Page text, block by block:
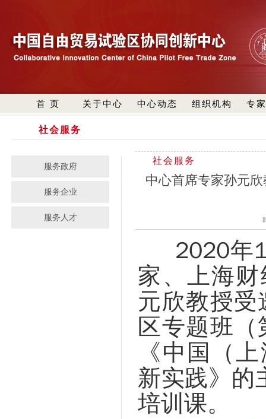
首 页 关于中心 中心动态 组织机构 专
社会服务
服务政府
服务企业
服务人才
社会服务
中心首席专家孙元
2020年
家、上海
元欣教授受
区专题班（
《中国（
新实践》的
培训课。